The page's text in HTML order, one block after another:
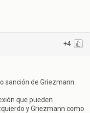
+4
sanción de Griezmann.
que pueden
y Griezmann como